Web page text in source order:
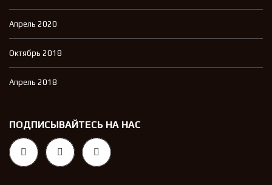
Апрель 2020
Октябрь 2018
Апрель 2018
ПОДПИСЫВАЙТЕСЬ НА НАС